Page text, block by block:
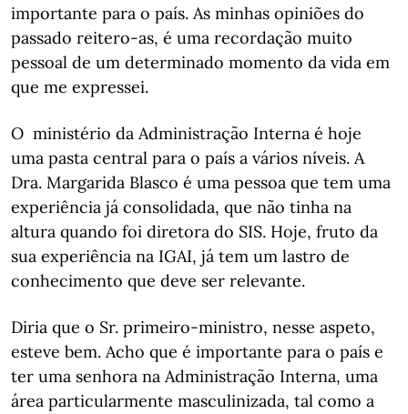
importante para o país. As minhas opiniões do
passado reitero-as, é uma recordação muito
pessoal de um determinado momento da vida em
que me expressei.
O ministério da Administração Interna é hoje
uma pasta central para o país a vários níveis. A
Dra. Margarida Blasco é uma pessoa que tem uma
experiência já consolidada, que não tinha na
altura quando foi diretora do SIS. Hoje, fruto da
sua experiência na IGAI, já tem um lastro de
conhecimento que deve ser relevante.
Diria que o Sr. primeiro-ministro, nesse aspeto,
esteve bem. Acho que é importante para o país e
ter uma senhora na Administração Interna, uma
área particularmente masculinizada, tal como a